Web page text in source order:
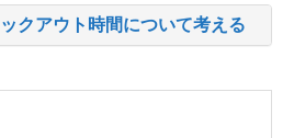
クアウト時間について考える